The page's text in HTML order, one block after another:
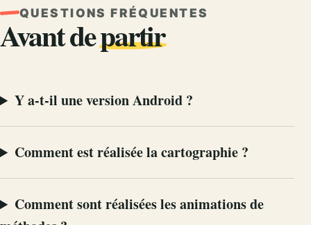
QUESTIONS FRÉQUENTES
Avant departir
Y a-t-il une version Android ?
Comment est réalisée la cartographie ?
Comment sont réalisées les animations de